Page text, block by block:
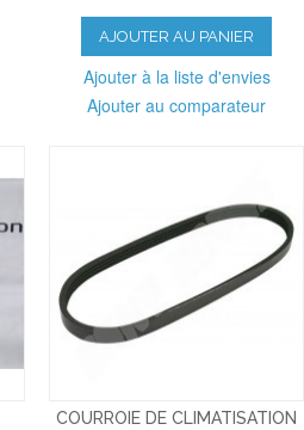
AJOUTER AU PANIER
Ajouter à la liste d'envies
Ajouter au comparateur
COURROIE DE CLIMATISATION